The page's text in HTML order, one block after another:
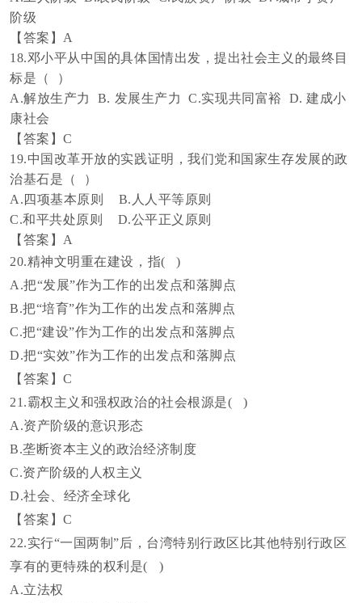
阶级
【答案】 A
18.邓小平从中国的具体国情出发，提出社会主义的最终目
标是（ ）
A.解放生产力 B. 发展生产力 C.实现共同富裕 D. 建成小
康社会
【答案】C
19.中国改革开放的实践证明，我们党和国家生存发展的政
治基石是（ ）
A.四项基本原则 B.人人平等原则
C.和平共处原则 D.公平正义原则
【答案】 A
20.精神文明重在建设，指( )
A.把“发展”作为工作的出发点和落脚点
B.把“培育”作为工作的出发点和落脚点
C.把“建设”作为工作的出发点和落脚点
D.把“实效”作为工作的出发点和落脚点
【答案】C
21.霸权主义和强权政治的社会根源是( )
A.资产阶级的意识形态
B.垄断资本主义的政治经济制度
C.资产阶级的人权主义
D.社会、经济全球化
【答案】C
22.实行“一国两制”后，台湾特别行政区比其他特别行政区
享有的更特殊的权利是( )
A.立法权